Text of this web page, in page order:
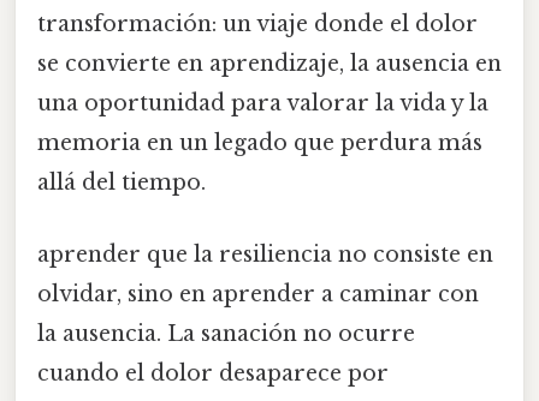
transformación: un viaje donde el dolor
se convierte en aprendizaje, la ausencia en
una oportunidad para valorar la vida y la
memoria en un legado que perdura más
allá del tiempo.
aprender que la resiliencia no consiste en
olvidar, sino en aprender a caminar con
la ausencia. La sanación no ocurre
cuando el dolor desaparece por